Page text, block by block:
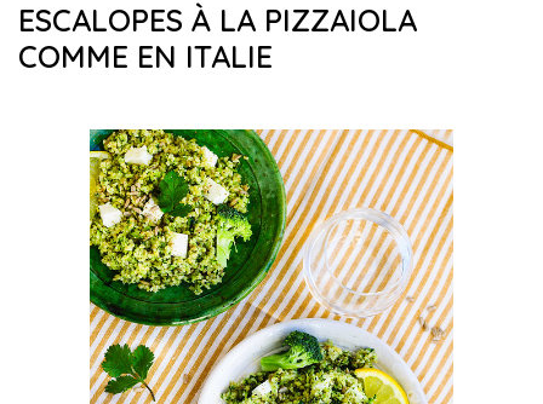
ESCALOPES À LA PIZZAIOLA
COMME EN ITALIE